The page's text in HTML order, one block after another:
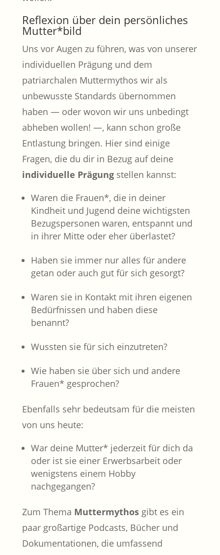
Reflexion über dein persönliches
Mutter*bild
Uns vor Augen zu führen, was von unserer
individuellen Prägung und dem
patriarchalen Muttermythos wir als
unbewusste Standards übernommen
haben — oder wovon wir uns unbedingt
abheben wollen! —, kann schon große
Entlastung bringen. Hier sind einige
Fragen, die du dir in Bezug auf deine
individuelle Prägungstellen kannst:
Waren die Frauen*, die in deiner
Kindheit und Jugend deine wichtigsten
Bezugspersonen waren, entspannt und
in ihrer Mitte oder eher überlastet?
Haben sie immer nur alles für andere
getan oder auch gut für sich gesorgt?
Waren sie in Kontakt mit ihren eigenen
Bedürfnissen und haben diese
benannt?
Wussten sie für sich einzutreten?
Wie haben sie über sich und andere
Frauen* gesprochen?
Ebenfalls sehr bedeutsam für die meisten
von uns heute:
War deine Mutter* jederzeit für dich da
oder ist sie einer Erwerbsarbeit oder
wenigstens einem Hobby
nachgegangen?
Zum Thema Muttermythosgibt es ein
paar großartige Podcasts, Bücher und
Dokumentationen, die umfassend